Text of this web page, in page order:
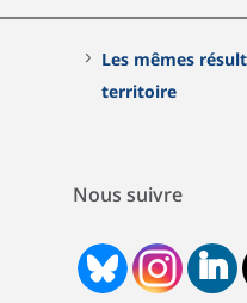
Les mêmes
territoire
Nous suivre